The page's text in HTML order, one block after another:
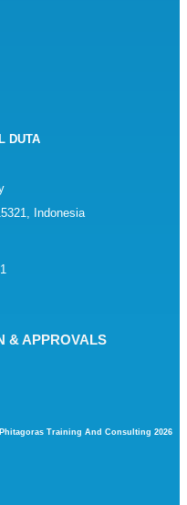
DUTA
Indonesia
& APPROVALS
Training And Consulting 2026